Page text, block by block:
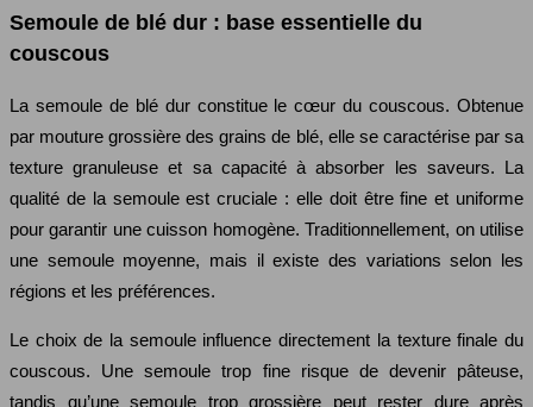
Semoule de blé dur : base essentielle du
couscous
La semoule de blé dur constitue le cœur du couscous. Obtenue
par mouture grossière des grains de blé, elle se caractérise par sa
texture granuleuse et sa capacité à absorber les saveurs. La
qualité de la semoule est cruciale : elle doit être fine et uniforme
pour garantir une cuisson homogène. Traditionnellement, on utilise
une semoule moyenne, mais il existe des variations selon les
régions et les préférences.
Le choix de la semoule influence directement la texture finale du
couscous. Une semoule trop fine risque de devenir pâteuse,
tandis qu’une semoule trop grossière peut rester dure après